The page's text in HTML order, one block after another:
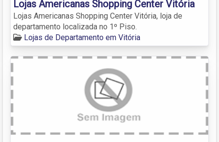
Lojas Americanas Shopping Center Vitória
Lojas Americanas Shopping Center Vitória, loja de
departamento localizada no 1º Piso.
Lojas de Departamento em Vitória